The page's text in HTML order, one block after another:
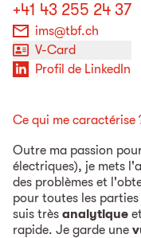
+41 43 255 24 37
ims@tbf.ch
V-Card
Profil de LinkedIn
Ce qui me caractérise
Outre ma passion
électriques), je mets
des problèmes et
pour toutes les
suis très analytique
rapide. Je garde une